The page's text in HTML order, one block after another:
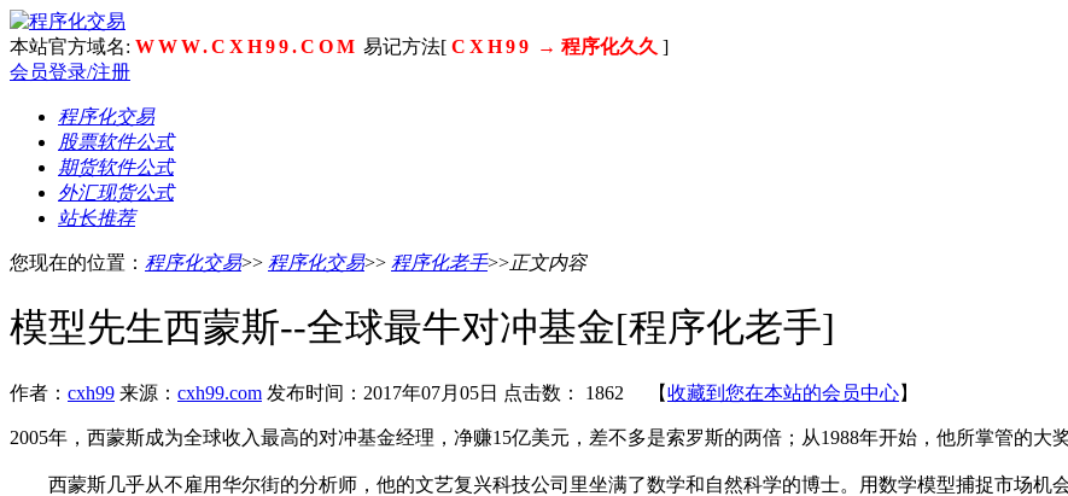
本站官方域名: WWW.CXH99.COM 易记方法[ CXH99 → 程序化久久 ]
会员登录/注册
程序化交易
股票软件公式
期货软件公式
外汇现货公式
站长推荐
您现在的位置： 程序化交易>> 程序化交易>> 程序化老手>>正文内容
模型先生西蒙斯--全球最牛对冲基金[程序化老手]
作者： cxh99 来源： cxh99.com 发布时间：2017年07月05日 点击数： 1862 【收藏到您在本站的会员中心】
2005年，西蒙斯成为全球收入最高的对冲基金经理，净赚15亿美元，差不多是索罗斯的两倍；从1988年开始，他所掌管的大
西蒙斯几乎从不雇用华尔街的分析师，他的文艺复兴科技公司里坐满了数学和自然科学的博士。用数学模型捕捉市场机